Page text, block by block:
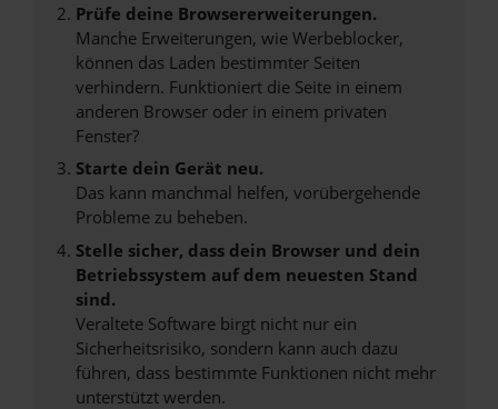
Prüfe deine Browsererweiterungen.
Manche Erweiterungen, wie Werbeblocker,
können das Laden bestimmter Seiten
verhindern. Funktioniert die Seite in einem
anderen Browser oder in einem privaten
Fenster?
Starte dein Gerät neu.
Das kann manchmal helfen, vorübergehende
Probleme zu beheben.
Stelle sicher, dass dein Browser und dein
Betriebssystem auf dem neuesten Stand
sind.
Veraltete Software birgt nicht nur ein
Sicherheitsrisiko, sondern kann auch dazu
führen, dass bestimmte Funktionen nicht mehr
unterstützt werden.